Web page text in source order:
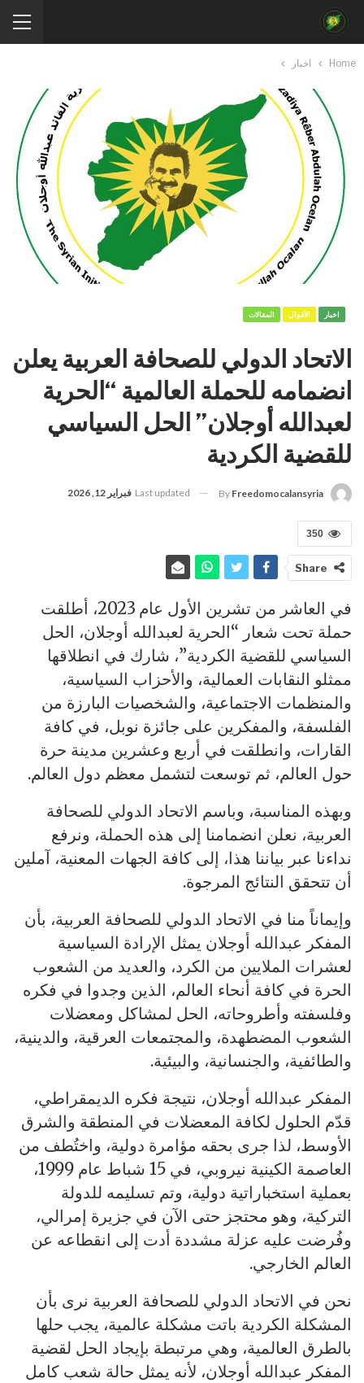
Home اخبار
اخبار الأقوال المقالات
الاتحاد الدولي للصحافة العربية يعلن
انضمامه للحملة العالمية “الحرية
لعبدالله أوجلان” الحل السياسي
للقضية الكردية
By Freedomocalansyria
Last updated فبراير 12, 2026
350
Share
في العاشر من تشرين الأول عام 2023، أطلقت
حملة تحت شعار “الحرية لعبدالله أوجلان، الحل
السياسي للقضية الكردية”، شارك في انطلاقها
ممثلو النقابات العمالية، والأحزاب السياسية،
والمنظمات الاجتماعية، والشخصيات البارزة من
الفلسفة، والمفكرين على جائزة نوبل، في كافة
القارات، وانطلقت في أربع وعشرين مدينة حرة
حول العالم، ثم توسعت لتشمل معظم دول العالم.
وبهذه المناسبة، وباسم الاتحاد الدولي للصحافة
العربية، نعلن انضمامنا إلى هذه الحملة، ونرفع
نداءنا عبر بياننا هذا، إلى كافة الجهات المعنية، آملين
أن تتحقق النتائج المرجوة.
وإيماناً منا في الاتحاد الدولي للصحافة العربية، بأن
المفكر عبدالله أوجلان يمثل الإرادة السياسية
لعشرات الملايين من الكرد، والعديد من الشعوب
الحرة في كافة أنحاء العالم، الذين وجدوا في فكره
وفلسفته وأطروحاته، الحل لمشاكل ومعضلات
الشعوب المضطهدة، والمجتمعات العرقية، والدينية،
والطائفية، والجنسانية، والبيئية.
المفكر عبدالله أوجلان، نتيجة فكره الديمقراطي،
قدّم الحلول لكافة المعضلات في المنطقة والشرق
الأوسط، لذا جرى بحقه مؤامرة دولية، واختُطف من
العاصمة الكينية نيروبي، في 15 شباط عام 1999،
بعملية استخباراتية دولية، وتم تسليمه للدولة
التركية، وهو محتجز حتى الآن في جزيرة إمرالي،
وفُرضت عليه عزلة مشددة أدت إلى انقطاعه عن
العالم الخارجي.
نحن في الاتحاد الدولي للصحافة العربية نرى بأن
المشكلة الكردية باتت مشكلة عالمية، يجب حلها
بالطرق العالمية، وهي مرتبطة بإيجاد الحل لقضية
المفكر عبدالله أوجلان، لأنه يمثل حالة شعب كامل